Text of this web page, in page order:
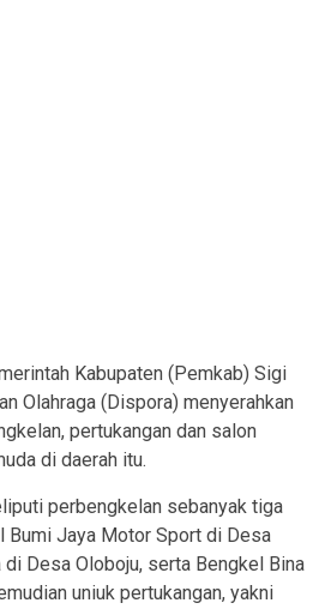
Kabupaten (Pemkab) Sigi
Olahraga (Dispora) menyerahkan
pertukangan dan salon
di daerah itu.
perbengkelan sebanyak tiga
Bumi Jaya Motor Sport di Desa
Desa Oloboju, serta Bengkel Bina
uniuk pertukangan, yakni